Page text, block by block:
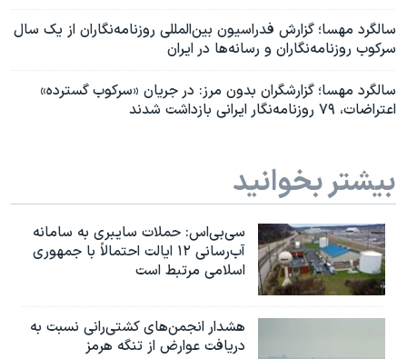
سالگرد مهسا؛ گزارش فدراسیون بین‌المللی روزنامه‌نگاران از یک سال
سرکوب روزنامه‌نگاران و رسانه‌ها در ایران
سالگرد مهسا؛ گزارشگران بدون مرز: در جریان «سرکوب گسترده»
اعتراضات، ۷۹ روزنامه‌نگار ایرانی بازداشت شدند
بیشتر بخوانید
سی‌بی‌اس: حملات سایبری به سامانه
آب‌رسانی ۱۲ ایالت احتمالاً با جمهوری
اسلامی مرتبط است
هشدار انجمن‌های کشتی‌رانی نسبت به
دریافت عوارض از تنگه هرمز